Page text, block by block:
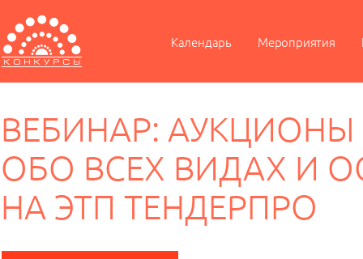
Календарь Мероприятия
ВЕБИНАР:
ОБО ВСЕХ ВИДАХ И
НА ЭТП ТЕНДЕРПРО